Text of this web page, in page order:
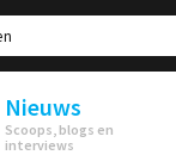
Nieuws
Scoops, blogs en
interviews